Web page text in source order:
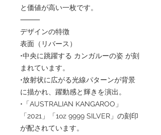
と価値が高い一枚です。
⸻
デザインの特徴
表面（リバース）
•中央に跳躍する カンガルーの姿 が刻
まれています。
•放射状に広がる光線パターンが背景
に描かれ、躍動感と輝きを演出。
•「AUSTRALIAN KANGAROO」
「2021」「1oz 9999 SILVER」の刻印
が配されています。